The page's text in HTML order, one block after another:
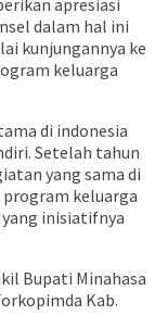
apresiasi
dalam hal ini
kunjungannya ke
keluarga
di indonesia
Setelah tahun
yang sama di
keluarga
inisiatifnya
Bupati Minahasa
Kab.